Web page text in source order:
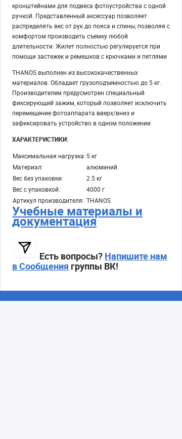
кронштейнами для подвеса фотоустройства с одной
ручкой. Представленный аксессуар позволяет
распределять вес от рук до пояса и спины, позволяя с
комфортом производить съемку любой
длительности. Жилет полностью регулируется при
помощи застежек и ремешков с крючками и петлями
THANOS выполнен из высококачественных
материалов. Обладает грузоподъемностью до 5 кг.
Производителем предусмотрен специальный
фиксирующий зажим, который позволяет исключить
перемещение фотоаппарата вверх/вниз и
зафиксировать устройство в одном положении
ХАРАКТЕРИСТИКИ:
Максимальная нагрузка: 5 кг
Материал:
алюминий
Вес без упаковки:
2.5 кг
Вес с упаковкой:
4000 г
Артикул производителя: THANOS
Учебные материалы и
документация
Есть вопросы? Напишите нам
в Сообщения группы ВК!